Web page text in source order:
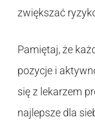
zwiększać
Pamiętaj, że
pozycje i
się z lekarzem
najlepsze dla